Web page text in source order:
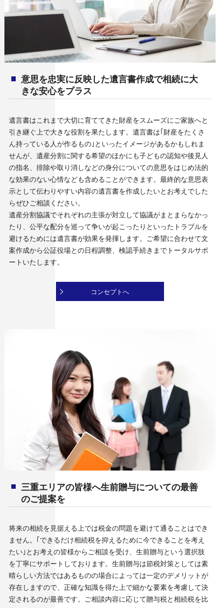
意思を忠実に反映した遺言書作成で相続に大
きな安心をプラス
遺言書はこれまで大切に育ててきた財産をスムーズにご家族へと
引き継ぐ上で大きな役割を果たします。遺言書は｢財産をたくさ
ん持っている人が作るもの｣といったイメージがあるかもしれま
せんが、遺産分割に関する希望のほかにも子どもの認知や後見人
の指名、排除や取り消しなどの身分についての意思をはじめ法的
な効果のない心情なども含めることができます。最終的な意思表
示として伝わりやすい内容の遺言書を作成したいとお考えでした
らぜひご相談ください。
遺産分割協議でそれぞれの主張が対立して協議がまとまらなかっ
たり、公平な配分を巡って争いが起こったりといったトラブルを
避けるためには遺言書が効果を発揮します。ご希望に合わせて文
案作成から公証役場との日程調整、検認手続きまでトータルサポ
ートいたします。
コンセプトへ
三重エリアの皆様へ生前贈与についての最善
のご提案を
将来の相続を見据える上では税金の問題を避けて通ることはでき
ません。｢できるだけ相続税を抑えるために今できることを考え
たい｣とお考えの皆様からご相談を受け、生前贈与という選択肢
を丁寧にサポートしております。生前贈与は節税対策としては素
晴らしい方法ではあるものの場合によっては一定のデメリットが
存在しますので、正確な知識を得た上で細かな要素を考慮して決
定されるのが最善です。ご相談内容に応じて贈与税と相続税を比